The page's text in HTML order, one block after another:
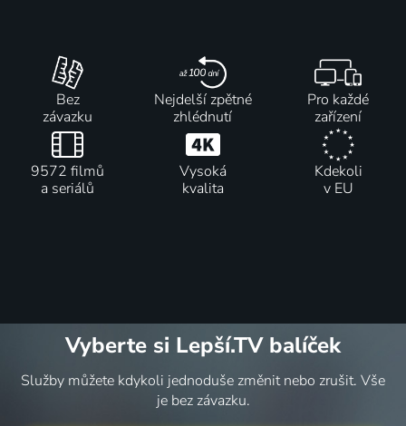
Bez
závazku
Nejdelší zpětné
zhlédnutí
Pro každé
zařízení
9572 filmů
a seriálů
Vysoká
kvalita
Kdekoli
v EU
Vyberte si Lepší.TV balíček
Služby můžete kdykoli jednoduše změnit nebo zrušit. Vše
je bez závazku.